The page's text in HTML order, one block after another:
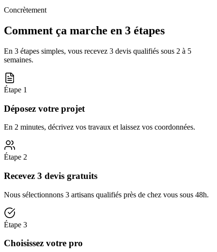
Concrètement
Comment ça marche en 3 étapes
En 3 étapes simples, vous recevez 3 devis qualifiés sous 2 à 5
semaines.
Étape 1
Déposez votre projet
En 2 minutes, décrivez vos travaux et laissez vos coordonnées.
Étape 2
Recevez 3 devis gratuits
Nous sélectionnons 3 artisans qualifiés près de chez vous sous 48h.
Étape 3
Choisissez votre pro